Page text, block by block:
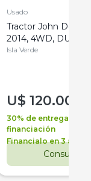
Usado
Tractor John Deere
2014, 4WD, DUAL
Isla Verde
U$ 120.000
30% de entrega +
financiación
Financialo en 3 años
Consultar